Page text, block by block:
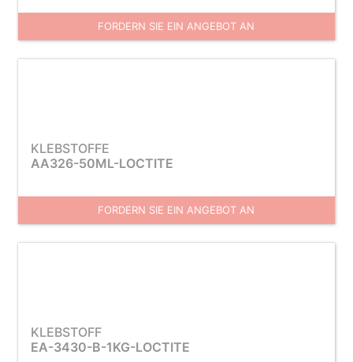
FORDERN SIE EIN ANGEBOT AN
KLEBSTOFFE
AA326-50ML-LOCTITE
FORDERN SIE EIN ANGEBOT AN
KLEBSTOFF
EA-3430-B-1KG-LOCTITE